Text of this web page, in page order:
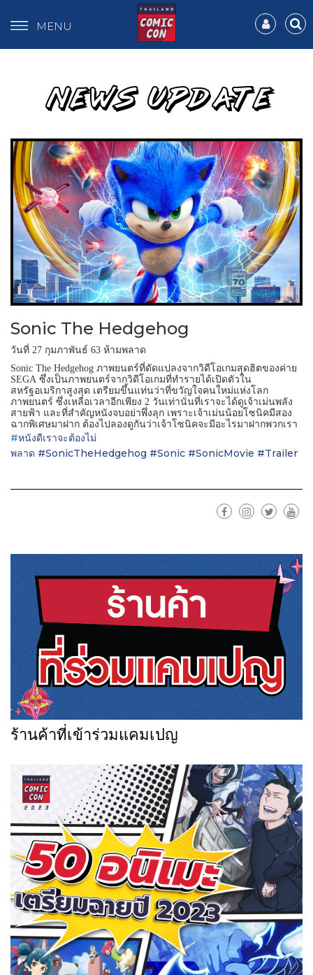
MENU
NEWS UPDATE
Sonic The Hedgehog
วันที่ 27 กุมภาพันธ์ 63 ห้ามพลาด
Sonic The Hedgehog ภาพยนตร์ที่ดัดแปลงจากวิดีโอเกมสุดฮิตของค่าย
SEGA ซึ่งเป็นภาพยนตร์จากวิดีโอเกมที่ทำรายได้เปิดตัวใน
สหรัฐอเมริกาสูงสุด เตรียมขึ้นแท่นว่าที่ขวัญใจคนใหม่แห่งโลก
ภาพยนตร์ ซึ่งเหลือเวลาอีกเพียง 2 วันเท่านั่นที่เราจะได้ดูเจ้าเม่นพลัง
สายฟ้า และที่สำคัญหนังจบอย่าพึ่งลุก เพราะเจ้าเม่นน้อยโซนิคมีสอง
ฉากพิเศษมาฝาก ต้องไปลองดูกันว่าเจ้าโซนิคจะมีอะไรมาฝากพวกเรา
#หนังดีเราจะต้องไม่
พลาด #SonicTheHedgehog #Sonic #SonicMovie #Trailer
ร้านค้าที่เข้าร่วมแคมเปญ